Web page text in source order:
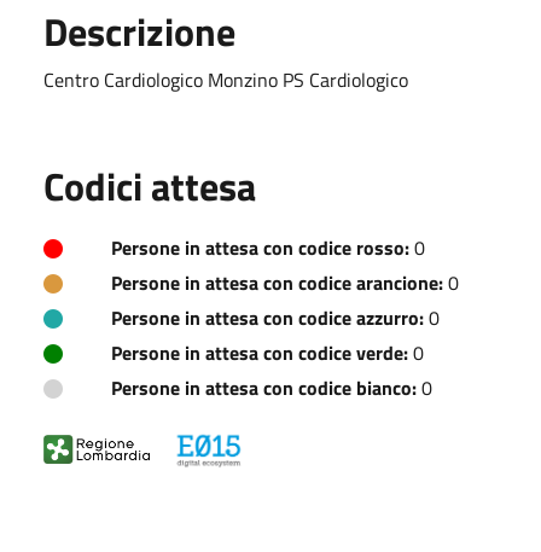
Descrizione
Centro Cardiologico Monzino PS Cardiologico
Codici attesa
Persone in attesa con codice rosso:0
Persone in attesa con codice arancione:0
Persone in attesa con codice azzurro:0
Persone in attesa con codice verde:0
Persone in attesa con codice bianco:0